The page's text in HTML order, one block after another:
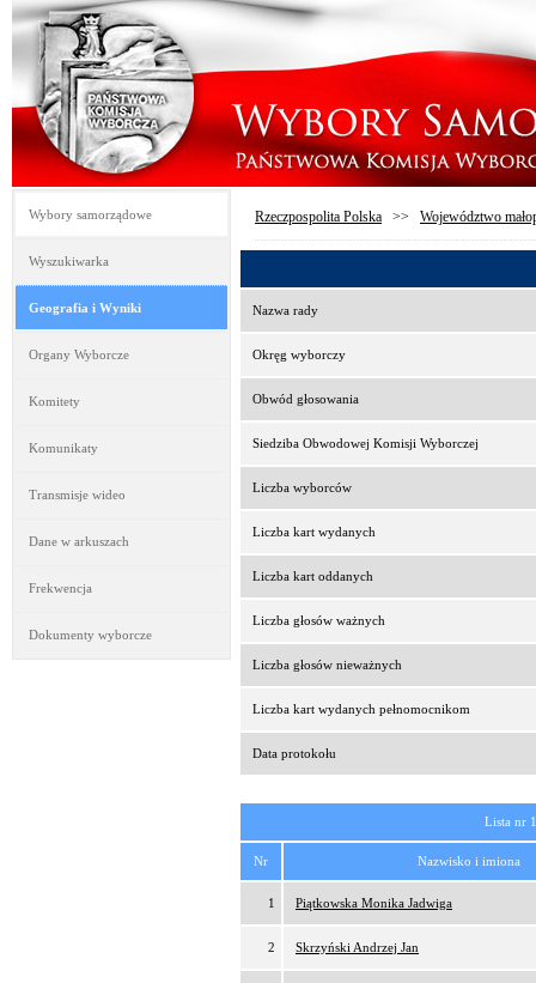
Wybory samorządowe
Wyszukiwarka
Geografia i Wyniki
Organy Wyborcze
Komitety
Komunikaty
Transmisje wideo
Dane w arkuszach
Frekwencja
Dokumenty wyborcze
Rzeczpospolita Polska >> Województwo
Nazwa rady
Okręg wyborczy
Obwód głosowania
Siedziba Obwodowej Komisji Wyborczej
Liczba wyborców
Liczba kart wydanych
Liczba kart oddanych
Liczba głosów ważnych
Liczba głosów nieważnych
Liczba kart wydanych pełnomocnikom
Data protokołu
Lista nr
Nr Nazwisko i imiona
1 Piątkowska Monika Jadwiga
2 Skrzyński Andrzej Jan